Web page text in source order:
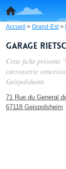
Accueil > Grand-Est>
GARAGE
Cette fiche présente
carrosserie
Geispolsheim.
71 Rue du General
67118 Geispolsheim